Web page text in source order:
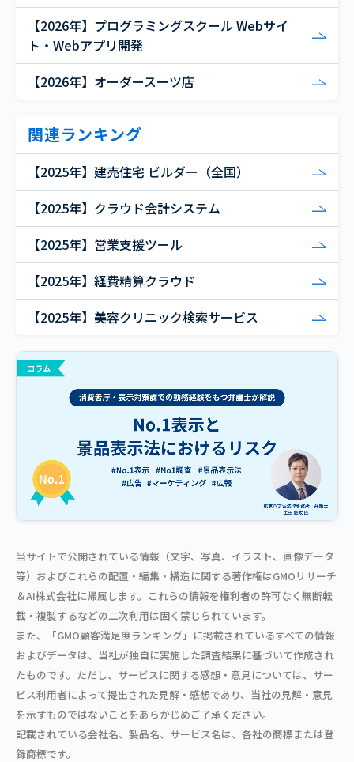
【2026年】プログラミングスクール Webサイ
ト・Webアプリ開発
【2026年】オーダースーツ店
関連ランキング
【2025年】建売住宅 ビルダー（全国）
【2025年】クラウド会計システム
【2025年】営業支援ツール
【2025年】経費精算クラウド
【2025年】美容クリニック検索サービス
当サイトで公開されている情報（文字、写真、イラスト、画像データ
等）およびこれらの配置・編集・構造に関する著作権はGMOリサーチ
＆AI株式会社に帰属します。これらの情報を権利者の許可なく無断転
載・複製するなどの二次利用は固く禁じられています。
また、「GMO顧客満足度ランキング」に掲載されているすべての情報
およびデータは、当社が独自に実施した調査結果に基づいて作成され
たものです。ただし、サービスに関する感想・意見については、サー
ビス利用者によって提出された見解・感想であり、当社の見解・意見
を示すものではないことをあらかじめご了承ください。
記載されている会社名、製品名、サービス名は、各社の商標または登
録商標です。